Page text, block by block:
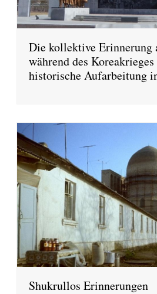
Die kollektive Erinnerung
während des
historische Aufarbeitung
Shukrullos Erinnerungen